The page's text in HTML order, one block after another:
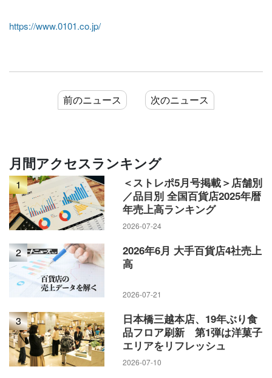
https://www.0101.co.jp/
前のニュース 次のニュース
月間アクセスランキング
1
＜ストレポ5月号掲載＞店舗別
／品目別 全国百貨店2025年暦
年売上高ランキング
2026-07-24
2
2026年6月 大手百貨店4社売上
高
2026-07-21
3
日本橋三越本店、19年ぶり食
品フロア刷新 第1弾は洋菓子
エリアをリフレッシュ
2026-07-10